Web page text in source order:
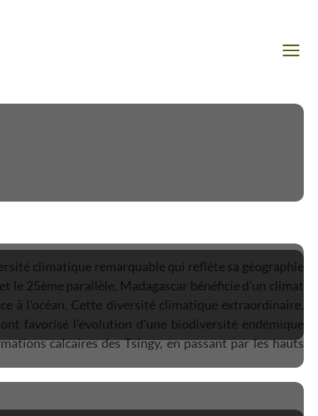
climatique remarquable qui reflète sa géographie
le 25ème parallèle, Madagascar bénéficie d'un climat
à l'océan. Cette diversité climatique extraordinaire,
favorisé l'évolution d'une biodiversité endémique
calcaires des Tsingy, en passant par les hauts